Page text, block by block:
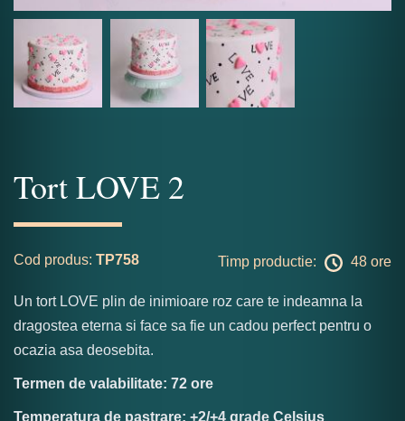
Tort LOVE 2
Cod produs: TP758 Timp productie: 48 ore
Un tort LOVE plin de inimioare roz care te indeamna la
dragostea eterna si face sa fie un cadou perfect pentru o
ocazia asa deosebita.
Termen de valabilitate: 72 ore
Temperatura de pastrare: +2/+4 grade Celsius